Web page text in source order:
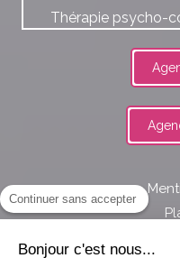
Thérapie psycho-
Continuer sans accepter
Bonjour c'est nous...